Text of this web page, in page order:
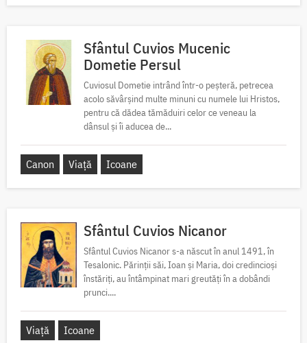
Sfântul Cuvios Mucenic
Dometie Persul
Cuviosul Dometie intrând într-o peșteră, petrecea
acolo săvârșind multe minuni cu numele lui Hristos,
pentru că dădea tămăduiri celor ce veneau la
dânsul și îi aducea de...
Canon Viață Icoane
Sfântul Cuvios Nicanor
Sfântul Cuvios Nicanor s-a născut în anul 1491, în
Tesalonic. Părinții săi, Ioan și Maria, doi credincioși
înstăriți, au întâmpinat mari greutăți în a dobândi
prunci....
Viață Icoane